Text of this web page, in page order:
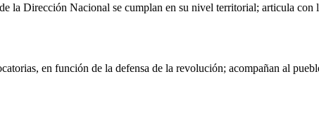
la Dirección Nacional se cumplan en su nivel territorial; articula
en función de la defensa de la revolución; acompañan al